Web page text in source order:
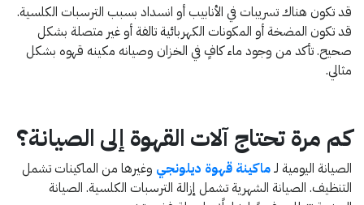
قد تكون هناك تسريبات في الأنابيب أو انسداد بسبب الترسبات الكلسية.
قد تكون المضخة أو المكونات الكهربائية تالفة أو غير متصلة بشكل
صحيح. تأكد من وجود ماء كافٍ في الخزان وصيانه مكينه قهوه بشكل
مثالي.
كم مرة تحتاج آلات القهوة إلى الصيانة؟
الصيانة اليومية لـماكينة قهوة ديلونجي وغيرها من الماكينات تشمل
التنظيف. الصيانة الشهرية تشمل إزالة الترسبات الكلسية. الصيانة